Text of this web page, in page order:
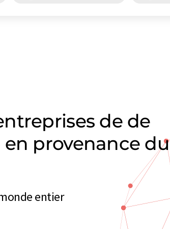
de de
provenance du
entier